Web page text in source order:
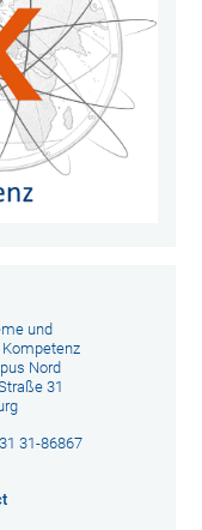
und
Nord
31
31-86867